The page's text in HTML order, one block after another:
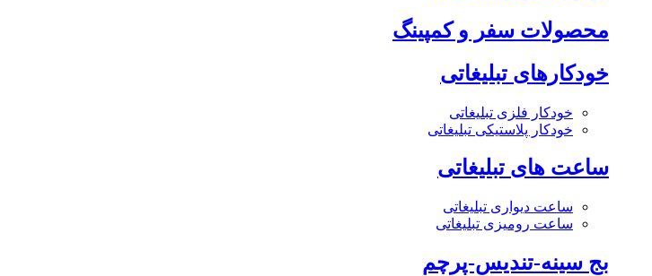
محصولات سفر و کمپینگ
خودکارهای تبلیغاتی
خودکار فلزی تبلیغاتی
خودکار پلاستیکی تبلیغاتی
ساعت های تبلیغاتی
ساعت دیواری تبلیغاتی
ساعت رومیزی تبلیغاتی
بج سینه-تندیس-پرچم